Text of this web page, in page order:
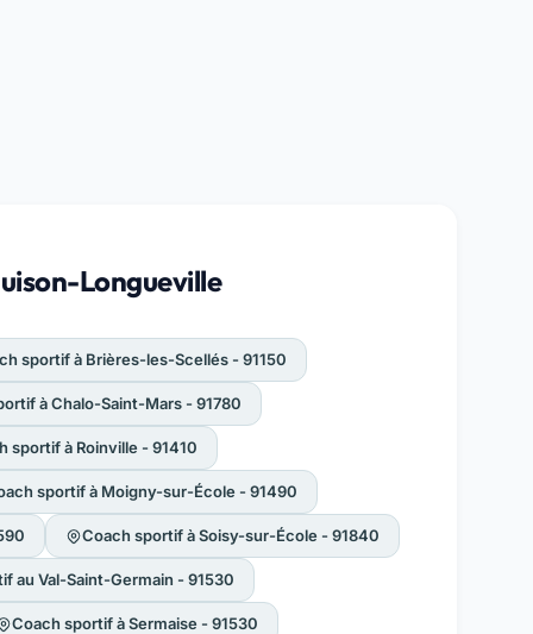
Longueville
sportif à Brières-les-Scellés - 91150
à Chalo-Saint-Mars - 91780
sportif à Roinville - 91410
sportif à Moigny-sur-École - 91490
Coach sportif à Soisy-sur-École - 91840
au Val-Saint-Germain - 91530
Coach sportif à Sermaise - 91530